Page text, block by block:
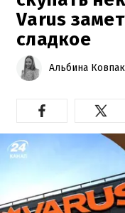
Varus
сладкое
Альбина Ковпак